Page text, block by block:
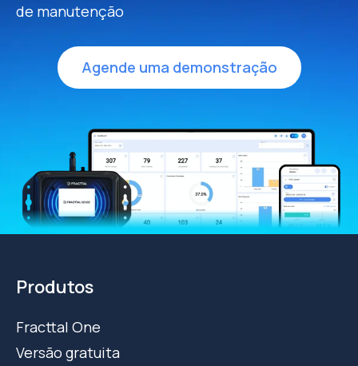
de manutenção
Agende uma demonstração
Produtos
Fracttal One
Versão gratuita